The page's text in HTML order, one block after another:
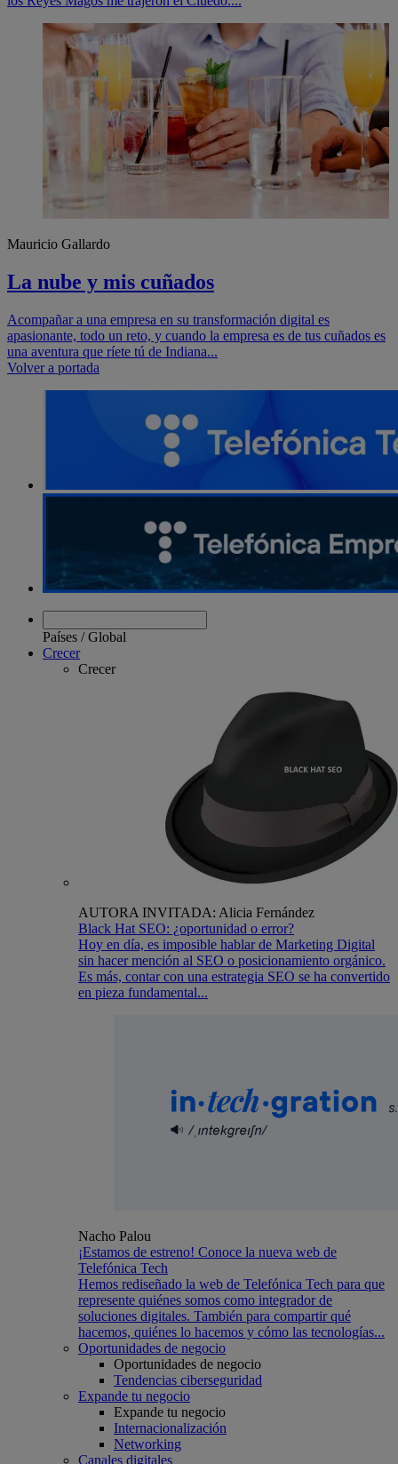
Mauricio Gallardo
La nube y mis cuñados
Acompañar a una empresa en su transformación digital es
apasionante, todo un reto, y cuando la empresa es de tus cuñados es
una aventura que ríete tú de Indiana...
Navegación
Volver a portada
Países /Global
Crecer
Crecer
AUTORA INVITADA: Alicia Fernández
Black Hat SEO: ¿oportunidad o error?
Hoy en día, es imposible hablar de Marketing Digital
sin hacer mención al SEO o posicionamiento orgánico.
Es más, contar con una estrategia SEO se ha convertido
en pieza fundamental...
Nacho Palou
¡Estamos de estreno! Conoce la nueva web de
Telefónica Tech
Hemos rediseñado la web de Telefónica Tech para que
represente quiénes somos como integrador de
soluciones digitales. También para compartir qué
hacemos, quiénes lo hacemos y cómo las tecnologías...
Oportunidades de negocio
Oportunidades de negocio
Tendencias ciberseguridad
Expande tu negocio
Expande tu negocio
Internacionalización
Networking
Canales digitales